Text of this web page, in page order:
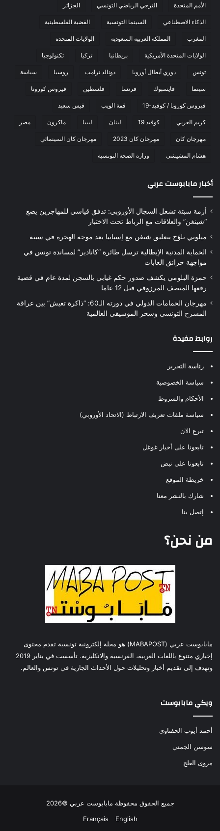
الأمم المتحدة الترجي الرياضي التونسي الجزائر
الذكاء الاصطناعي السينما التونسية القضية الفلسطينية
المغرب المملكة العربية السعودية الولايات المتحدة
الولايات المتحدة الأمريكية بريطانيا تركيا تكنولوجيا
تونس دوري أبطال أوروبا دونالد ترامب روسيا سياسة
سينما فايسبوك فرنسا فلسطين فيروس كورونا
فيروس كورونا / كوفيد-19 قمة الويب قيس سعيد
كريم الغربي كوفيد 19 لبنان ليبيا ماكرون مصر
مهرجان كان مهرجان كان 2023 مهرجان كان السينمائي
هشام المشيشي وزارة الصحة التونسية
أخبار مابابوست عربي
أزمة سبتة تشعل السجال الأوروبي: تدفق قياسي للمهاجرين يضع
“شينغن” والعلاقات مع الرباط تحت الاختبار
ميلوني تلوّح بتعليق شنغن مع إسبانيا بعد موجة الهجرة في سبتة
الحماية المدنية الإيطالية ترسل طائرة “كانادير” لمساندة تونس في
مواجهة حرائق الغابات
حمزة البلومي يكشف صدور حكم غيابي بالسجن لمدة عام في قضية
رفعها المنصف المرزوقي قبل 12 عاما
مهرجان الحمامات الدولي في دورته الـ60: “ذاكرة تعيش” بين عراقة
المسرح التونسي وسحر الموسيقى العالمية
روابط مفيدة
رئاسة التحرير
سياسة الخصوصية
الأحكام والشروط
سياسة ملفات تعريف الارتباط (الاتحاد الأوروبي)
تبرع الآن
تابعونا على أخبار غوغل
تابعونا على نبض
خريطة الموقع
شارك بالنشر معنا
إتصل بنا
من نحن؟
مابابوست عربي (MABAPOST) هو مجلة إلكترونية تونسية تقدم محتوى
إخباري متنوع باللغات العربية، الفرنسية والانكليزية. تأسست في يناير 2019
وتهدف إلى تقديم أخبار وتحليلات حول الأحداث الجارية في تونس والعالم.
ويكي مابابوست
أحمد أيوب الحفناوي
سوسن الجمني
مروى العلج
جميع الحقوق محفوظة مابابوست عربي ©2026
English
Français